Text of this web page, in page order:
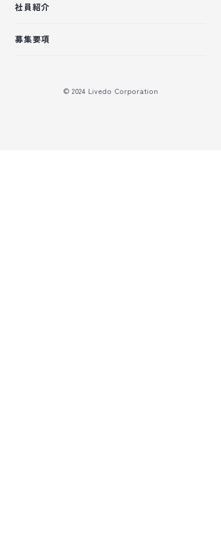
社員紹介
募集要項
© 2024 Livedo Corporation